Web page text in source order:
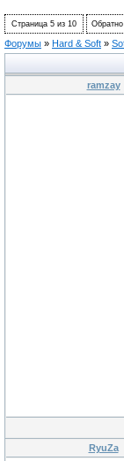
Страница 5 из 10 Обратно
Форумы » Hard & Soft »
ramzay
RyuZa